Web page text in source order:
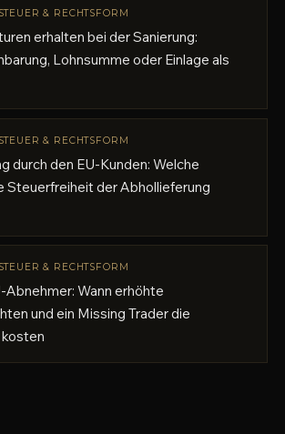
& RECHTSFORM
erhalten bei der Sanierung:
Lohnsumme oder Einlage als
& RECHTSFORM
durch den EU-Kunden: Welche
Steuerfreiheit der Abhollieferung
& RECHTSFORM
Abnehmer: Wann erhöhte
und ein Missing Trader die